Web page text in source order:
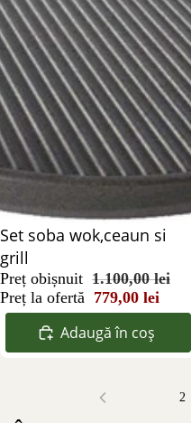
Reducere 29%
Set soba wok,ceaun si
grill
Preț obișnuit 1.100,00 lei
Preț la ofertă 779,00 lei
Adaugă în coș
2